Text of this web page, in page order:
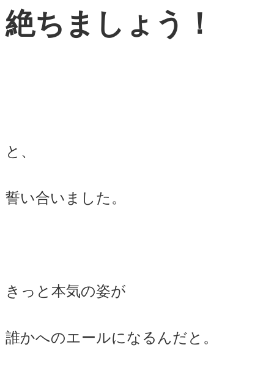
絶ちましょう！
と、
誓い合いました。
きっと本気の姿が
誰かへのエールになるんだと。